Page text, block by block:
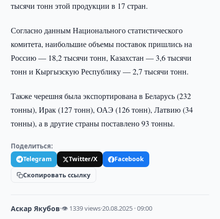
тысячи тонн этой продукции в 17 стран.
Согласно данным Национального статистического
комитета, наибольшие объемы поставок пришлись на
Россию — 18,2 тысячи тонн, Казахстан — 3,6 тысячи
тонн и Кыргызскую Республику — 2,7 тысячи тонн.
Также черешня была экспортирована в Беларусь (232
тонны), Ирак (127 тонн), ОАЭ (126 тонн), Латвию (34
тонны), а в другие страны поставлено 93 тонны.
Поделиться:
Telegram Twitter/X
Facebook
Скопировать ссылку
Аскар Якубов·👁 1339 views·20.08.2025 · 09:00